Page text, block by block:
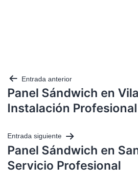
Entrada anterior
Panel Sándwich en
Instalación Profesional
Entrada siguiente
Panel Sándwich en
Servicio Profesional